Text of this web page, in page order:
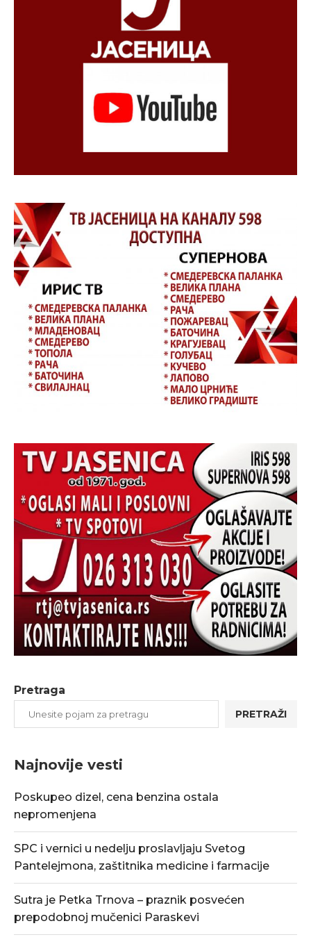
Pretraga
PRETRAŽI
Najnovije vesti
Poskupeo dizel, cena benzina ostala
nepromenjena
SPC i vernici u nedelju proslavljaju Svetog
Pantelejmona, zaštitnika medicine i farmacije
Sutra je Petka Trnova – praznik posvećen
prepodobnoj mučenici Paraskevi